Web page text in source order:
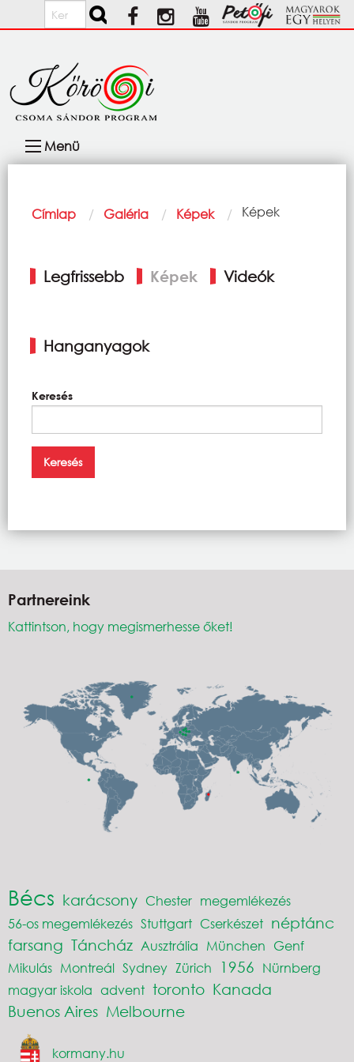
Ugrás a tartalomra
Keresés
navigáció
Menü
Morzsa
Címlap Galéria Képek Current:
Képek
fülek
Legfrissebb Képek Videók
Hanganyagok
Keresés
Partnereink
Kattintson, hogy megismerhesse őket!
Bécs karácsony Chester megemlékezés
56-os megemlékezés Stuttgart Cserkészet néptánc
farsang Táncház Ausztrália München Genf
Mikulás Montreál Sydney Zürich 1956 Nürnberg
magyar iskola advent toronto Kanada
Buenos Aires Melbourne
kormany.hu